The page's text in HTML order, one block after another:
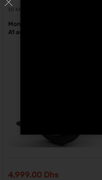
30 KM
Monoroue Eléctrique Ninebot One
A1 au Maroc
4,999.00 Dhs